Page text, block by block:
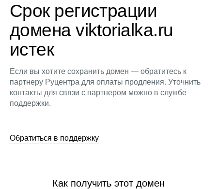
Срок регистрации
домена viktorialka.ru
истек
Если вы хотите сохранить домен — обратитесь к
партнеру Руцентра для оплаты продления. Уточнить
контакты для связи с партнером можно в службе
поддержки.
Обратиться в поддержку
Как получить этот домен